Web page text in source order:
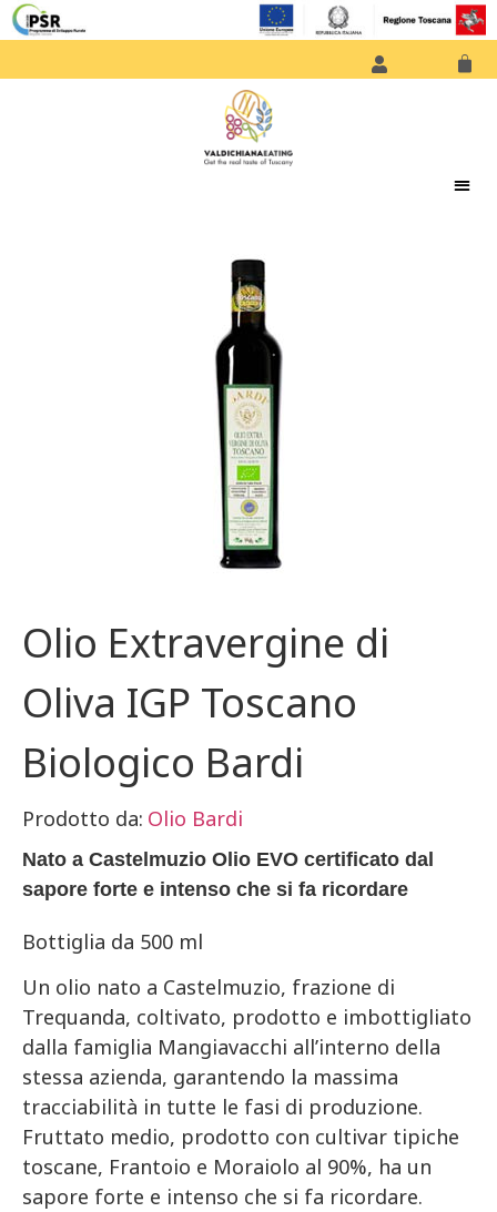
Olio Extravergine di
Oliva IGP Toscano
Biologico Bardi
Prodotto da: Olio Bardi
Nato a Castelmuzio Olio EVO certificato dal
sapore forte e intenso che si fa ricordare
Bottiglia da 500 ml
Un olio nato a Castelmuzio, frazione di
Trequanda, coltivato, prodotto e imbottigliato
dalla famiglia Mangiavacchi all’interno della
stessa azienda, garantendo la massima
tracciabilità in tutte le fasi di produzione.
Fruttato medio, prodotto con cultivar tipiche
toscane, Frantoio e Moraiolo al 90%, ha un
sapore forte e intenso che si fa ricordare.